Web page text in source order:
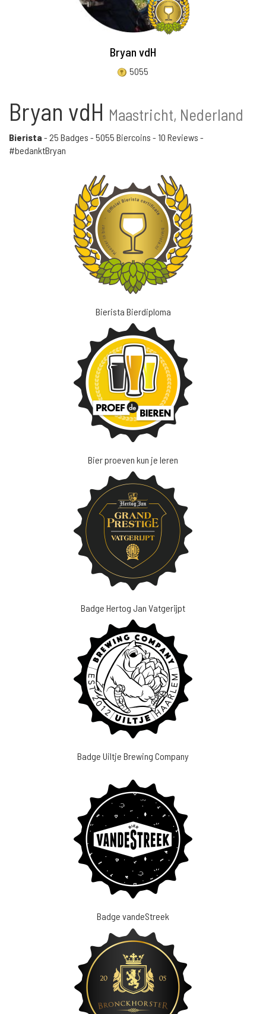
Bryan vdH
5055
Bryan vdH Maastricht, Nederland
Bierista - 25 Badges - 5055 Biercoins - 10 Reviews -
#bedanktBryan
Bierista Bierdiploma
Bier proeven kun je leren
Badge Hertog Jan Vatgerijpt
Badge Uiltje Brewing Company
Badge vandeStreek